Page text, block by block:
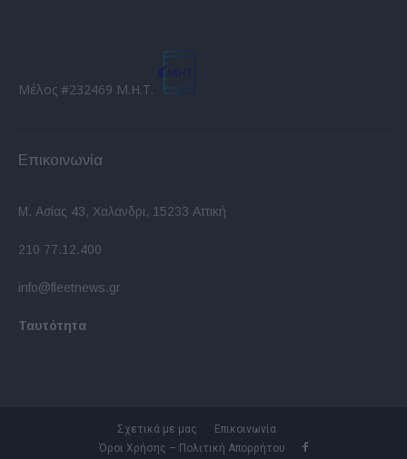
Μέλος #232469 Μ.Η.Τ.
Επικοινωνία
Μ. Ασίας 43, Χαλάνδρι, 15233 Αττική
210 77.12.400
info@fleetnews.gr
Ταυτότητα
Σχετικά με μας
Επικοινωνία
Όροι Χρήσης – Πολιτική Απορρήτου